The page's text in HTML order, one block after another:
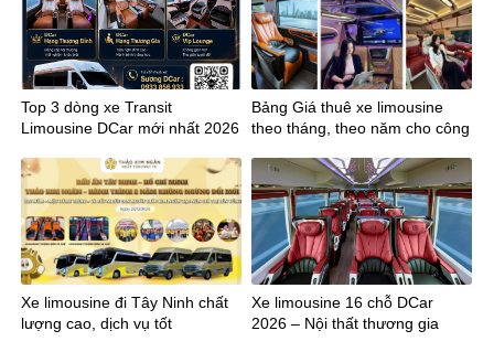
Top 3 dòng xe Transit
Limousine DCar mới nhất 2026
Bảng Giá thuê xe limousine
theo tháng, theo năm cho công
Xe limousine đi Tây Ninh chất
lượng cao, dịch vụ tốt
Xe limousine 16 chỗ DCar
2026 – Nội thất thương gia